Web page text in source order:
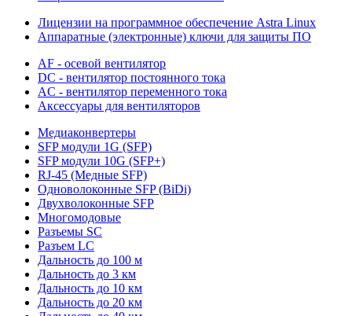
Лицензии на программное обеспечение Astra Linux
Аппаратные (электронные) ключи для защиты ПО
AF - осевой вентилятор
DC - вентилятор постоянного тока
AC - вентилятор переменного тока
Аксессуары для вентиляторов
Медиаконвертеры
SFP модули 1G (SFP)
SFP модули 10G (SFP+)
RJ-45 (Медные SFP)
Одноволоконные SFP (BiDi)
Двухволоконные SFP
Многомодовые
Разъемы SC
Разъем LC
Дальность до 100 м
Дальность до 3 км
Дальность до 10 км
Дальность до 20 км